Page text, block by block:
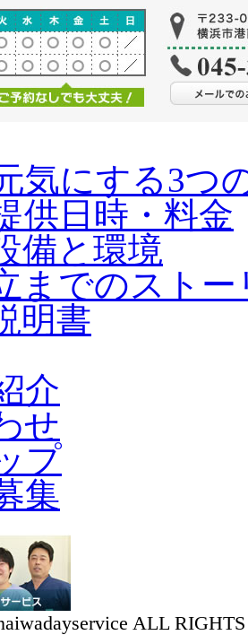
気にする3つ
供日時・料金
備と環境
までのストー
明書
介
せ
プ
集
ALL